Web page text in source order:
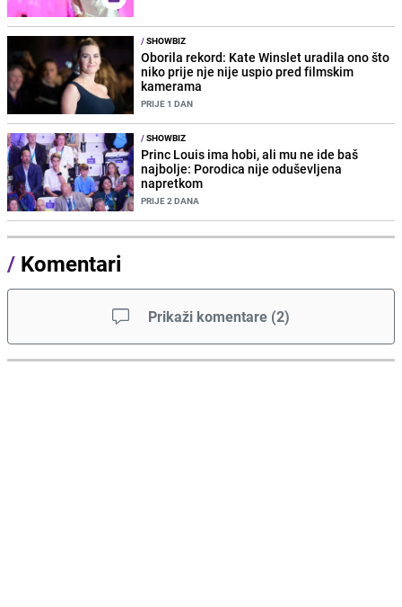
/SHOWBIZ
Oborila rekord: Kate Winslet uradila ono što
niko prije nje nije uspio pred filmskim
kamerama
PRIJE 1 DAN
/SHOWBIZ
Princ Louis ima hobi, ali mu ne ide baš
najbolje: Porodica nije oduševljena
napretkom
PRIJE 2 DANA
/ Komentari
Prikaži komentare (2)